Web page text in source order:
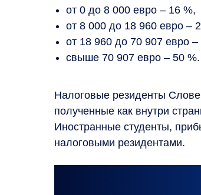
от 0 до 8 000 евро – 16 %,
от 8 000 до 18 960 евро –
от 18 960 до 70 907 евро –
свыше 70 907 евро – 50 %.
Налоговые резиденты
полученные как внутри
Иностранные студенты,
налоговыми резидентами.